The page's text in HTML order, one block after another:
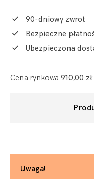
90-dniowy zwrot
Bezpieczne
Ubezpieczona
Cena rynkowa 910,00 zł
Uwaga!